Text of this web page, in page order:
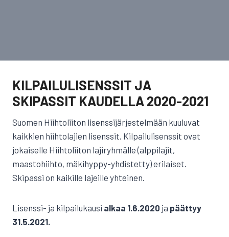
KILPAILULISENSSIT JA
SKIPASSIT KAUDELLA 2020-2021
Suomen Hiihtoliiton lisenssijärjestelmään kuuluvat
kaikkien hiihtolajien lisenssit. Kilpailulisenssit ovat
jokaiselle Hiihtoliiton lajiryhmälle (alppilajit,
maastohiihto, mäkihyppy-yhdistetty) erilaiset.
Skipassi on kaikille lajeille yhteinen.
Lisenssi- ja kilpailukausi alkaa 1.6.2020 ja päättyy
31.5.2021.